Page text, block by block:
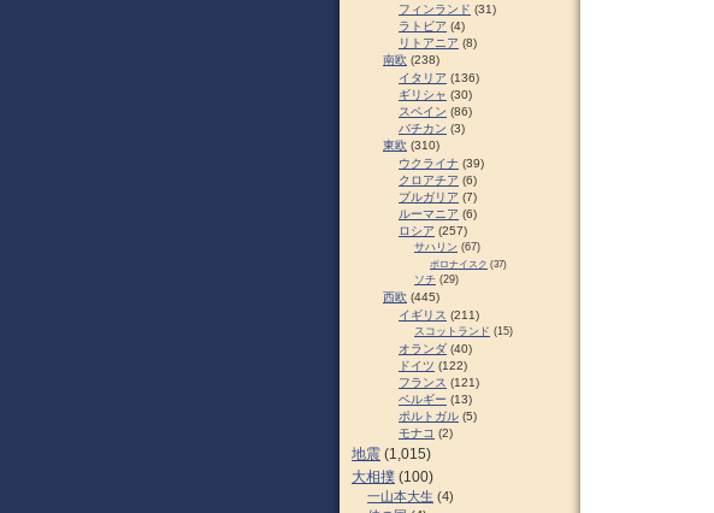
フィンランド (31)
ラトビア (4)
リトアニア (8)
南欧 (238)
イタリア (136)
ギリシャ (30)
スペイン (86)
バチカン (3)
東欧 (310)
ウクライナ (39)
クロアチア (6)
ブルガリア (7)
ルーマニア (6)
ロシア (257)
サハリン (67)
ポロナイスク (37)
ソチ (29)
西欧 (445)
イギリス (211)
スコットランド (15)
オランダ (40)
ドイツ (122)
フランス (121)
ベルギー (13)
ポルトガル (5)
モナコ (2)
地震 (1,015)
大相撲 (100)
一山本大生 (4)